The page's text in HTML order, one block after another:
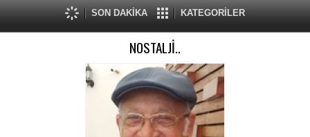
SON DAKİKA KATEGORİLER
NOSTALJİ..